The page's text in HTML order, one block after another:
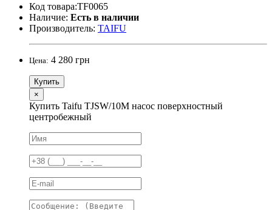
Код товара:TF0065
Наличие: Есть в наличии
Производитель: TAIFU
Цена: 4 280 грн
Купить
×
Купить Taifu TJSW/10M насос поверхностный
центробежный